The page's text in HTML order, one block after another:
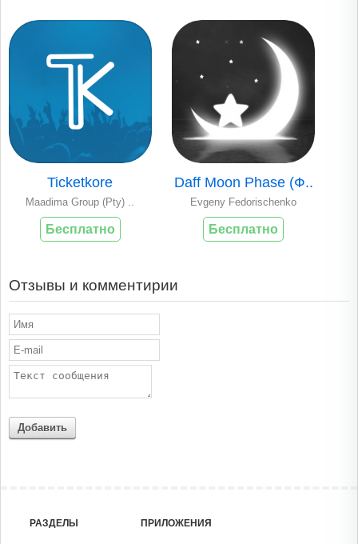
Ticketkore
Maadima Group (Pty) ..
Бесплатно
Daff Moon Phase (Ф..
Evgeny Fedorischenko
Бесплатно
Отзывы и комментирии
Добавить
РАЗДЕЛЫ ПРИЛОЖЕНИЯ